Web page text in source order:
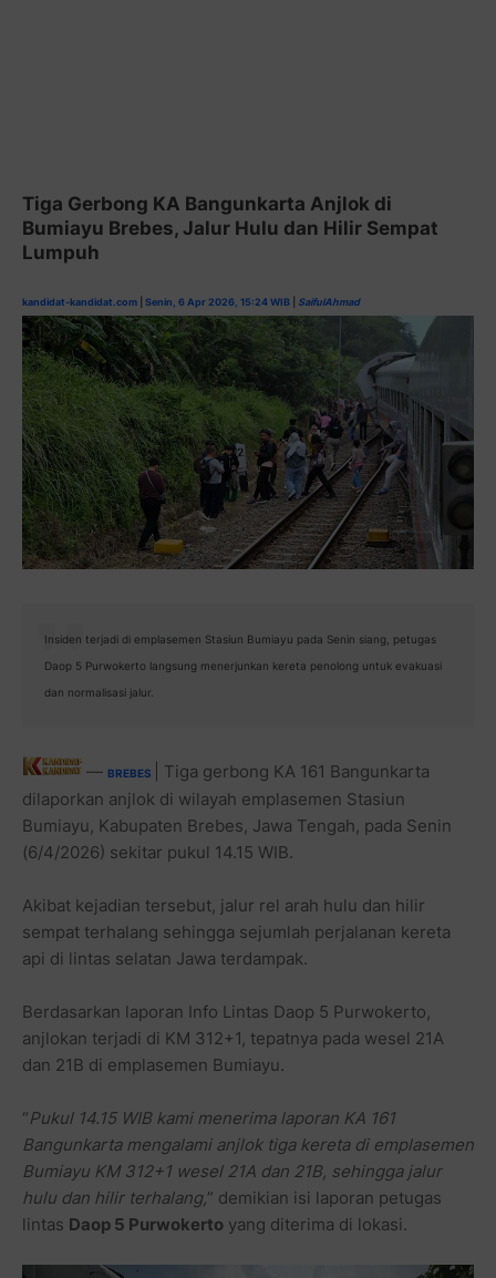
Tiga Gerbong KA Bangunkarta Anjlok di
Bumiayu Brebes, Jalur Hulu dan Hilir Sempat
Lumpuh
kandidat-kandidat.com Senin, 6 Apr 2026, 15:24 WIB SaifulAhmad
Insiden terjadi di emplasemen Stasiun Bumiayu pada Senin siang, petugas
Daop 5 Purwokerto langsung menerjunkan kereta penolong untuk evakuasi
dan normalisasi jalur.
— BREBES
| Tiga gerbong KA 161 Bangunkarta
dilaporkan anjlok di wilayah emplasemen Stasiun
Bumiayu, Kabupaten Brebes, Jawa Tengah, pada Senin
(6/4/2026) sekitar pukul 14.15 WIB.
Akibat kejadian tersebut, jalur rel arah hulu dan hilir
sempat terhalang sehingga sejumlah perjalanan kereta
api di lintas selatan Jawa terdampak.
Berdasarkan laporan Info Lintas Daop 5 Purwokerto,
anjlokan terjadi di KM 312+1, tepatnya pada wesel 21A
dan 21B di emplasemen Bumiayu.
“Pukul 14.15 WIB kami menerima laporan KA 161
Bangunkarta mengalami anjlok tiga kereta di emplasemen
Bumiayu KM 312+1 wesel 21A dan 21B, sehingga jalur
hulu dan hilir terhalang,” demikian isi laporan petugas
lintas Daop 5 Purwokerto yang diterima di lokasi.